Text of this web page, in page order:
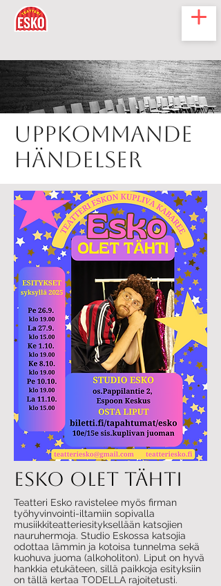
Uppkommande
händelser
ESKO OLET TÄHTI
Teatteri Esko ravistelee myös firman
työhyvinvointi-iltamiin sopivalla
musiikkiteatteriesityksellään katsojien
nauruhermoja. Studio Eskossa katsojia
odottaa lämmin ja kotoisa tunnelma sekä
kuohuva juoma (alkoholiton). Liput on hyvä
hankkia etukäteen, sillä paikkoja esityksiin
on tällä kertaa TODELLA rajoitetusti.